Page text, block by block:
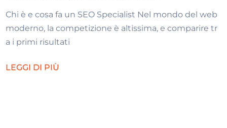
Chi è e cosa fa un SEO Specialist Nel mondo del web
moderno, la competizione è altissima, e comparire tr
a i primi risultati
LEGGI DI PIÙ